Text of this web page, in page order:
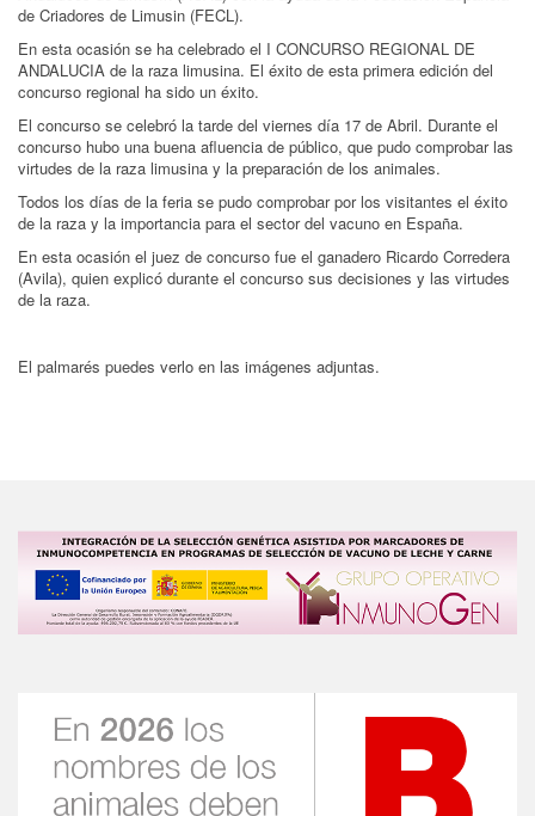
de Criadores de Limusin (FECL).
En esta ocasión se ha celebrado el I CONCURSO REGIONAL DE
ANDALUCIA de la raza limusina. El éxito de esta primera edición del
concurso regional ha sido un éxito.
El concurso se celebró la tarde del viernes día 17 de Abril. Durante el
concurso hubo una buena afluencia de público, que pudo comprobar las
virtudes de la raza limusina y la preparación de los animales.
Todos los días de la feria se pudo comprobar por los visitantes el éxito
de la raza y la importancia para el sector del vacuno en España.
En esta ocasión el juez de concurso fue el ganadero Ricardo Corredera
(Avila), quien explicó durante el concurso sus decisiones y las virtudes
de la raza.
El palmarés puedes verlo en las imágenes adjuntas.